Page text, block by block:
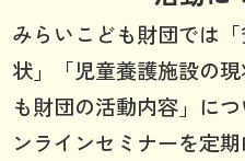
みらいこども財団では
状」「児童養護施設の
も財団の活動内容」に
ンラインセミナーを定